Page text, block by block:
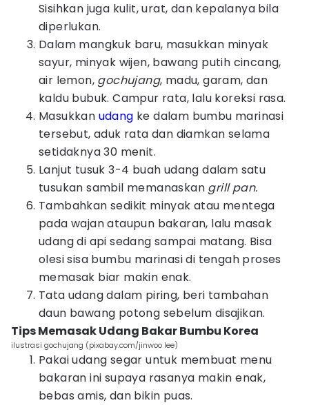
Sisihkan juga kulit, urat, dan kepalanya bila
diperlukan.
Dalam mangkuk baru, masukkan minyak
sayur, minyak wijen, bawang putih cincang,
air lemon, gochujang, madu, garam, dan
kaldu bubuk. Campur rata, lalu koreksi rasa.
Masukkan udang ke dalam bumbu marinasi
tersebut, aduk rata dan diamkan selama
setidaknya 30 menit.
Lanjut tusuk 3-4 buah udang dalam satu
tusukan sambil memanaskan grill pan.
Tambahkan sedikit minyak atau mentega
pada wajan ataupun bakaran, lalu masak
udang di api sedang sampai matang. Bisa
olesi sisa bumbu marinasi di tengah proses
memasak biar makin enak.
Tata udang dalam piring, beri tambahan
daun bawang potong sebelum disajikan.
Tips Memasak Udang Bakar Bumbu Korea
ilustrasi gochujang (pixabay.com/jinwoo lee)
Pakai udang segar untuk membuat menu
bakaran ini supaya rasanya makin enak,
bebas amis, dan bikin puas.